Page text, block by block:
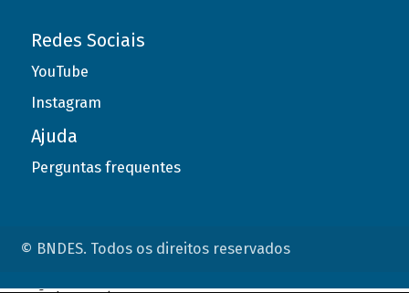
Redes Sociais
YouTube
Instagram
Ajuda
Perguntas frequentes
© BNDES. Todos os direitos reservados